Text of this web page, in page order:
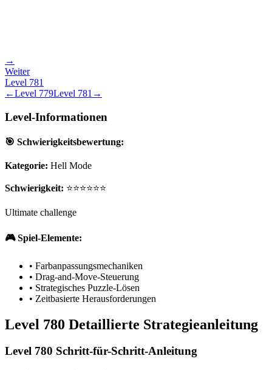
→
Weiter
Level 781
←Level 779Level 781 →
Level-Informationen
🎯 Schwierigkeitsbewertung:
Kategorie: Hell Mode
Schwierigkeit: ⭐⭐⭐⭐⭐⭐
Ultimate challenge
🎮 Spiel-Elemente:
• Farbanpassungsmechaniken
• Drag-and-Move-Steuerung
• Strategisches Puzzle-Lösen
• Zeitbasierte Herausforderungen
Level 780 Detaillierte Strategieanleitung
Level 780 Schritt-für-Schritt-Anleitung